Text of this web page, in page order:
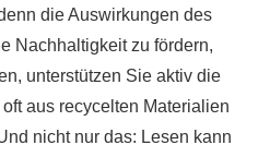
die Auswirkungen des
Nachhaltigkeit zu fördern,
unterstützen Sie aktiv die
aus recycelten Materialien
nicht nur das: Lesen kann